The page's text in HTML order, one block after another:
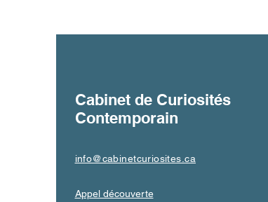
Cabinet de Curiosités
Contemporain
info@cabinetcuriosites.ca
Appel découverte